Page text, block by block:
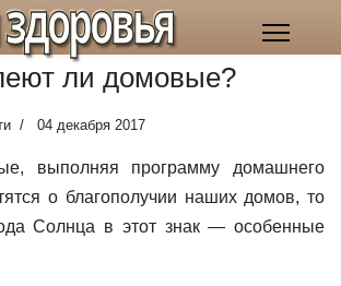
ли домовые?
04 декабря 2017
выполняя программу домашнего
о благополучии наших домов, то
Солнца в этот знак — особенные